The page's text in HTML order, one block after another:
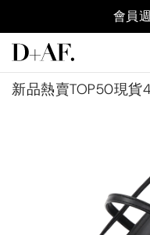
會員
新品熱賣TOP50現貨